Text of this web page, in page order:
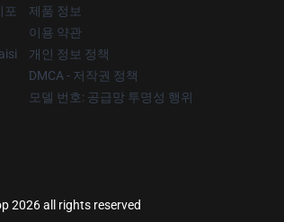
포
제품 정보
이용 약관
개인 정보 정책
DMCA - 저작권 정책
모델 번호: 공급망 투명성 행위
2026 all rights reserved